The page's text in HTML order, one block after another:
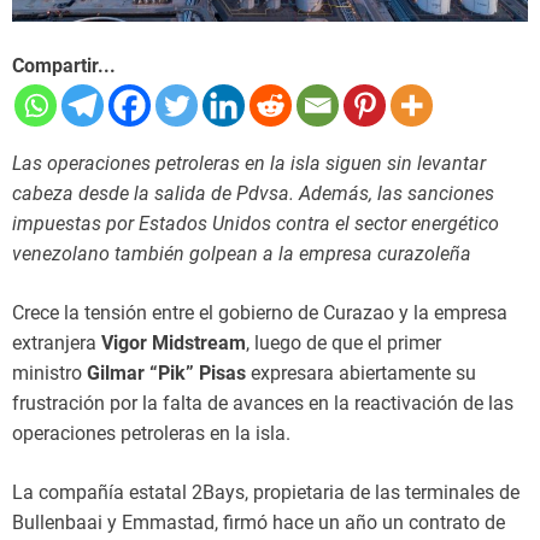
Compartir...
Las operaciones petroleras en la isla siguen sin levantar
cabeza desde la salida de Pdvsa. Además, las sanciones
impuestas por Estados Unidos contra el sector energético
venezolano también golpean a la empresa curazoleña
Crece la tensión entre el gobierno de Curazao y la empresa
extranjera Vigor Midstream, luego de que el primer
ministro Gilmar “Pik” Pisas expresara abiertamente su
frustración por la falta de avances en la reactivación de las
operaciones petroleras en la isla.
La compañía estatal 2Bays, propietaria de las terminales de
Bullenbaai y Emmastad, firmó hace un año un contrato de